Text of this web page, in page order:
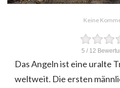
Keine
5 / 12
Das Angeln ist eine uralte
weltweit. Die ersten